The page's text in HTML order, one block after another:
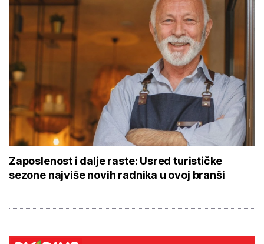
Zaposlenost i dalje raste: Usred turističke
sezone najviše novih radnika u ovoj branši